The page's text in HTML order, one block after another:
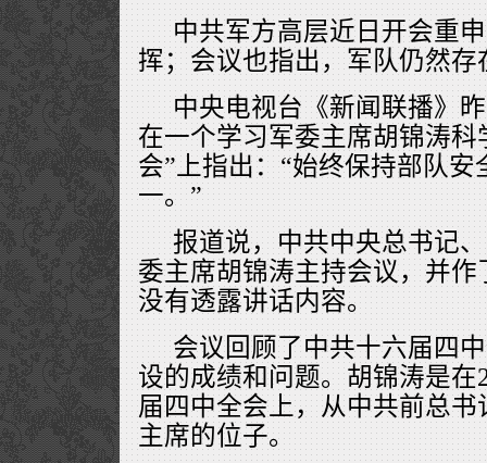
中共军方高层近日开会重
挥；会议也指出，军队仍然存
中央电视台《新闻联播》
在一个学习军委主席胡锦涛科
会”上指出：“始终保持部队
一。”
报道说，中共中央总书记
委主席胡锦涛主持会议，并
没有透露讲话内容。
会议回顾了中共十六届四
设的成绩和问题。胡锦涛是在
届四中全会上，从中共前总
主席的位子。